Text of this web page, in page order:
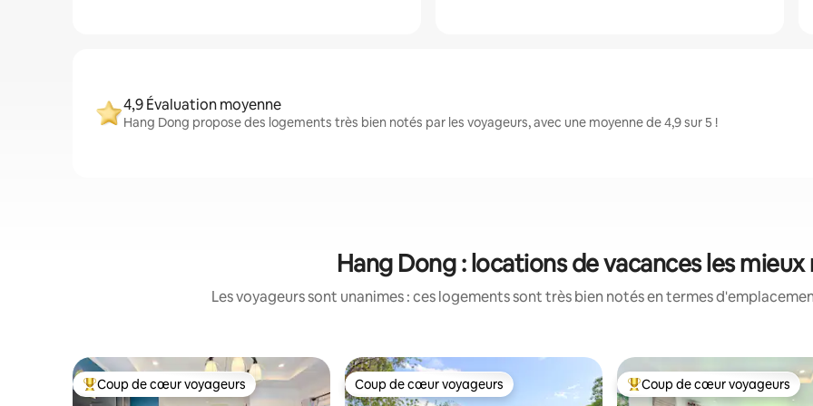
4,9 Évaluation moyenne
Hang Dong propose des logements très bien notés par les voyageurs, avec une moyenne de 4,9 sur 5 !
Hang Dong : locations de vacances les
Les voyageurs sont unanimes : ces logements sont très bien notés en termes
Coups de cœur voyageurs les plus appréciés
Coup de cœur voyageurs Coup de cœur voyageurs
Coup de cœur voyageurs Coups de cœur voyageurs les
Coup de cœur voyageurs